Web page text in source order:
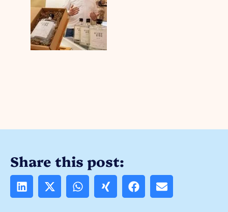
Share this post: